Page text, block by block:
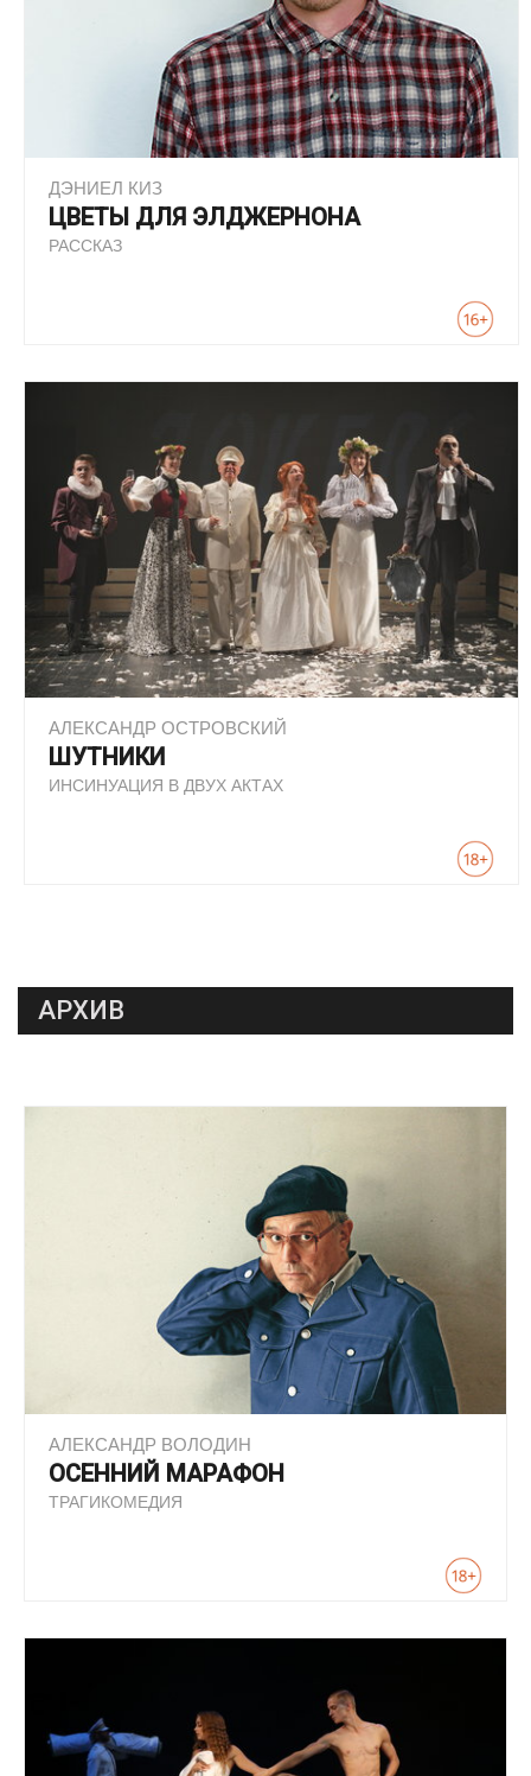
ДЭНИЕЛ КИЗ
ЦВЕТЫ ДЛЯ ЭЛДЖЕРНОНА
РАССКАЗ
АЛЕКСАНДР ОСТРОВСКИЙ
ШУТНИКИ
ИНСИНУАЦИЯ В ДВУХ АКТАХ
АРХИВ
АЛЕКСАНДР ВОЛОДИН
ОСЕННИЙ МАРАФОН
ТРАГИКОМЕДИЯ